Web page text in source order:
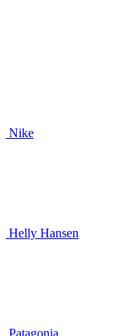
Nike
Helly Hansen
Patagonia